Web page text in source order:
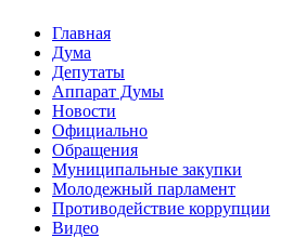
Главная
Дума
Депутаты
Аппарат Думы
Новости
Официально
Обращения
Муниципальные закупки
Молодежный парламент
Противодействие коррупции
Видео